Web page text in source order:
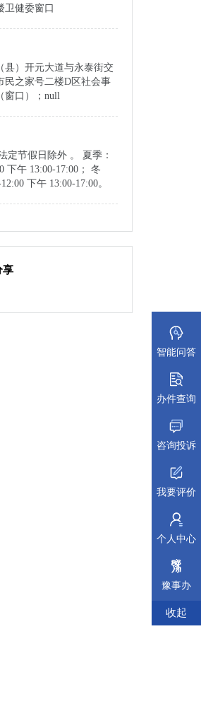
查看依据
卫健委窗口
县）开元大道与永泰街交
民之家号二楼D区社会事
窗口）；null
定节假日除外 。 夏季：
下午 13:00-17:00； 冬
下午 13:00-17:00。
享
智能问答
办件查询
咨询投诉
我要评价
个人中心
豫事办
收起